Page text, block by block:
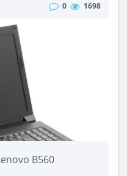
детские
малышей
стульчик для
и специальным
0 1698
B560